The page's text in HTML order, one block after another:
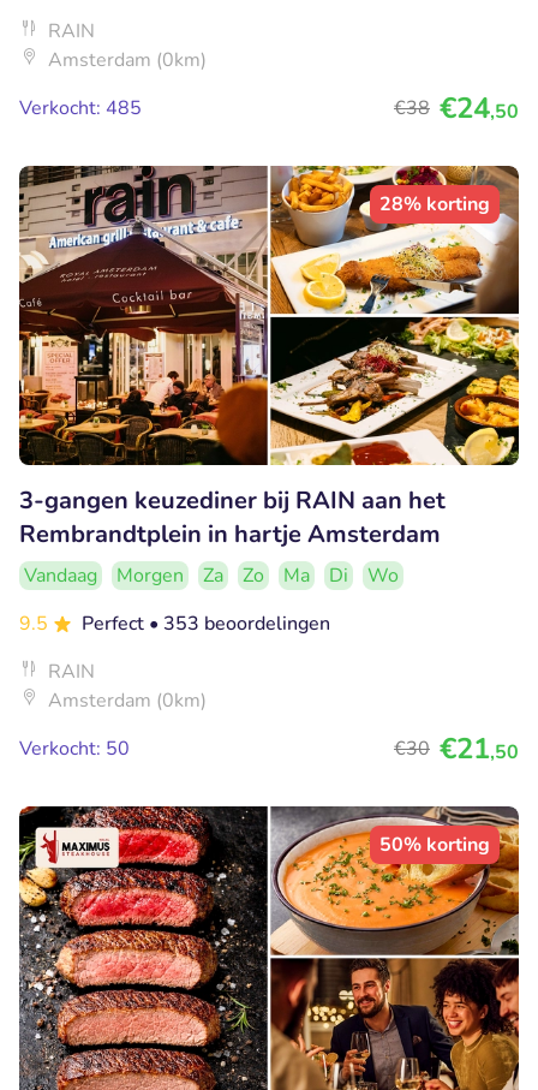
RAIN
Amsterdam (0km)
Verkocht: 485
€38 €24,50
28% korting
3-gangen keuzediner bij RAIN aan het
Rembrandtplein in hartje Amsterdam
Vandaag Morgen Za Zo Ma Di
Wo
9.5
Perfect • 353 beoordelingen
RAIN
Amsterdam (0km)
Verkocht: 50
€30 €21,50
50% korting